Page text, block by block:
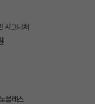
시그니처
블레스